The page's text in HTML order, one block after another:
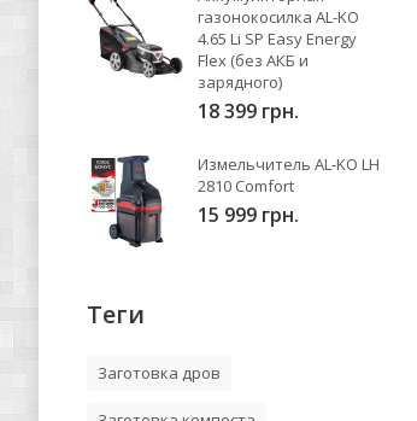
газонокосилка AL-KO
4.65 Li SP Easy Energy
Flex (без АКБ и
зарядного)
18 399 грн.
Измельчитель AL-KO LH
2810 Comfort
15 999 грн.
Теги
Заготовка дров